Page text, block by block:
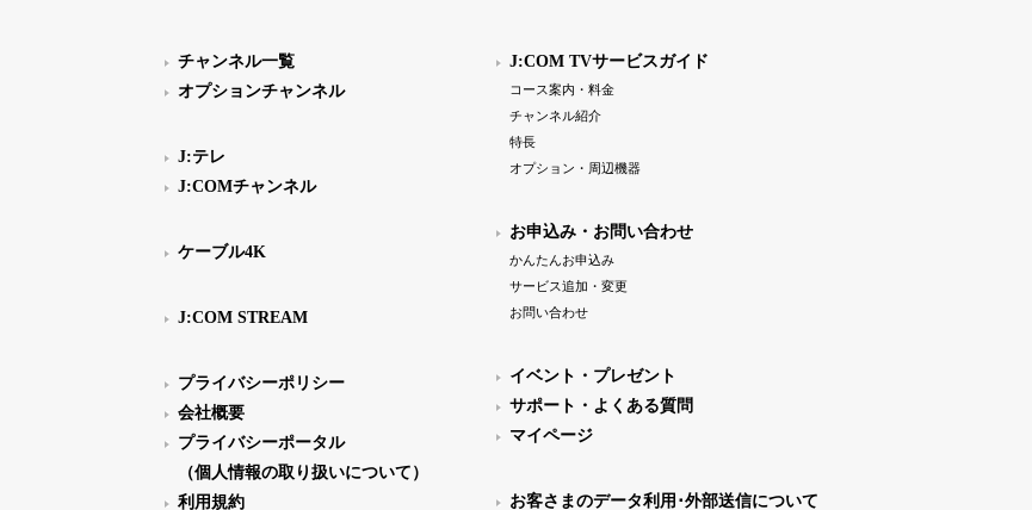
チャンネル一覧
オプションチャンネル
J:テレ
J:COMチャンネル
ケーブル4K
J:COM STREAM
プライバシーポリシー
会社概要
プライバシーポータル
（個人情報の取り扱いについて）
利用規約
J:COM TVサービスガイド
コース案内・料金
チャンネル紹介
特長
オプション・周辺機器
お申込み・お問い合わせ
かんたんお申込み
サービス追加・変更
お問い合わせ
イベント・プレゼント
サポート・よくある質問
マイページ
お客さまのデータ利用･外部送信について